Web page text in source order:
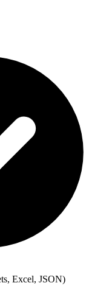
Excel, JSON)